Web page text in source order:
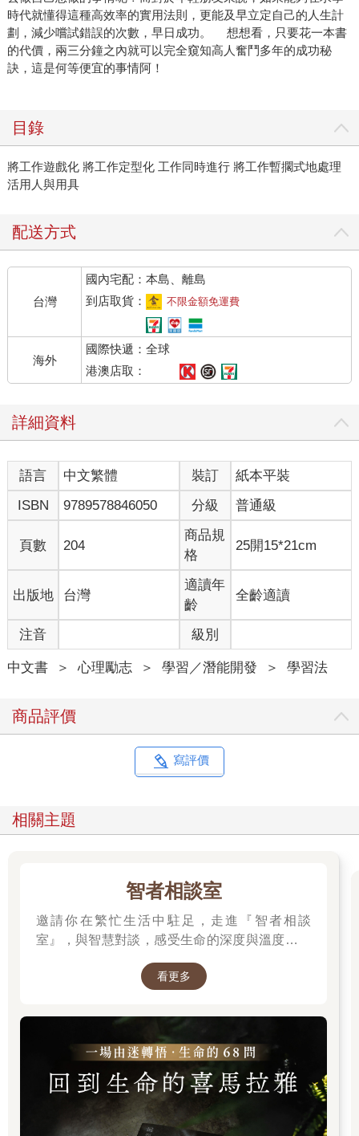
時代就懂得這種高效率的實用法則，更能及早立定自己的人生計
劃，減少嚐試錯誤的次數，早日成功。 想想看，只要花一本書
的代價，兩三分鐘之內就可以完全窺知高人奮鬥多年的成功秘
訣，這是何等便宜的事情阿！
目錄
將工作遊戲化 將工作定型化 工作同時進行 將工作暫擱式地處理
活用人與用具
配送方式
台灣
國內宅配：本島、離島
到店取貨：
不限金額免運費
海外
國際快遞：全球
港澳店取：
詳細資料
語言 中文繁體 裝訂
紙本平裝
ISBN
9789578846050 分級 普通級
頁數 204
商品規
格
25開15*21cm
出版地 台灣
適讀年
齡
全齡適讀
注音 級別
中文書 ＞ 心理勵志 ＞ 學習／潛能開發 ＞ 學習法
商品評價
寫評價
相關主題
智者相談室
邀請你在繁忙生活中駐足，走進『智者相談
室』，與智慧對談，感受生命的深度與溫度。在
境、尋找內心的喜悅與力量。
看更多